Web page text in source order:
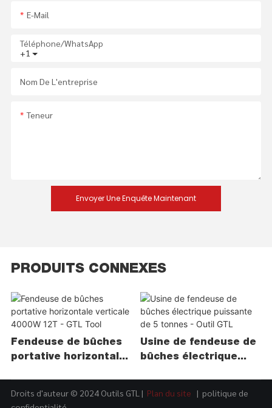
E-Mail
+1
Téléphone/WhatsApp
Nom De L'entreprise
Teneur
Envoyer Une Enquête Maintenant
PRODUITS CONNEXES
Fendeuse de bûches
portative horizontale
Usine de fendeuse de
bûches électrique
Droits d'auteur © 2024 Outils GTL | Plan du site | politique de